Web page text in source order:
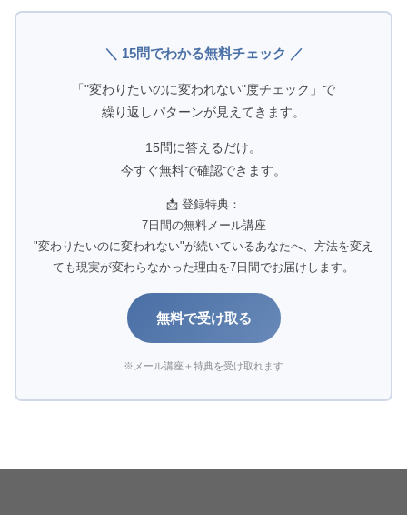
＼ 15問でわかる無料チェック ／
「"変わりたいのに変われない"度チェック」で
繰り返しパターンが見えてきます。
15問に答えるだけ。
今すぐ無料で確認できます。
📩 登録特典：
7日間の無料メール講座
"変わりたいのに変われない"が続いているあなたへ、方法を変え
ても現実が変わらなかった理由を7日間でお届けします。
無料で受け取る
※メール講座＋特典を受け取れます